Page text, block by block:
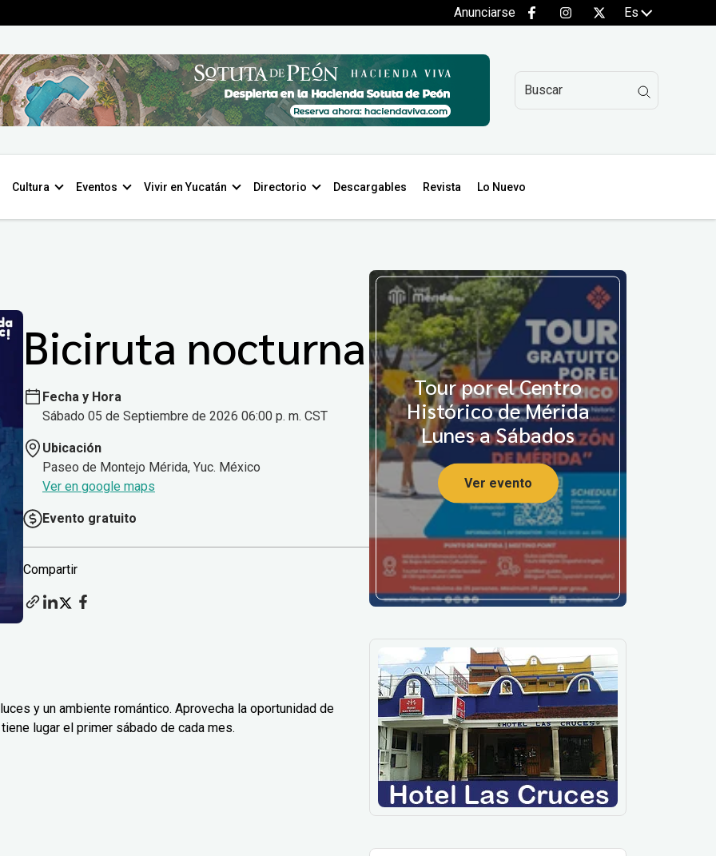
Anunciarse Es
Cultura Eventos Vivir en Yucatán Directorio Descargables Revista Lo Nuevo
Biciruta nocturna
Fecha y Hora
Sábado 05 de Septiembre de 2026 06:00 p. m. CST
Ubicación
Paseo de Montejo Mérida, Yuc. México
Ver en google maps
Evento gratuito
Compartir
y un ambiente romántico. Aprovecha la oportunidad de
lugar el primer sábado de cada mes.
Tour por el Centro
Histórico de Mérida
Lunes a Sábados
Ver evento